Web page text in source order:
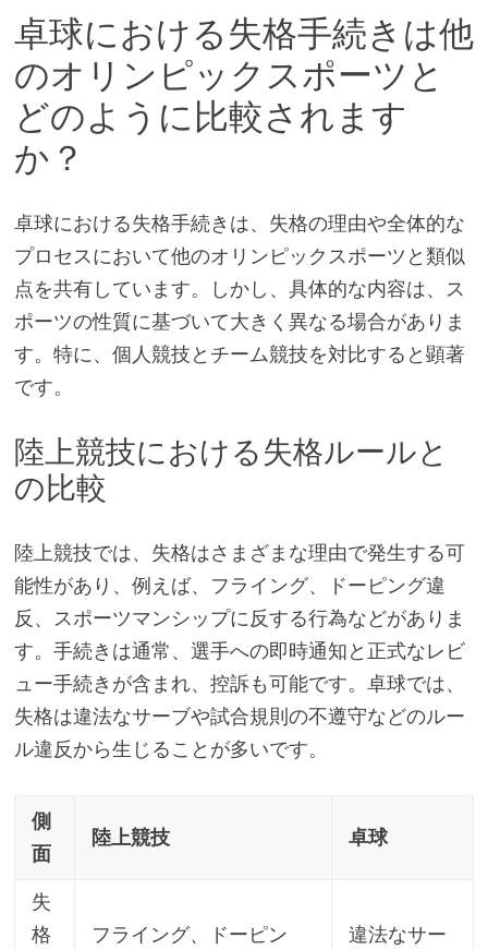
卓球における失格手続きは他
のオリンピックスポーツと
どのように比較されます
か？
卓球における失格手続きは、失格の理由や全体的な
プロセスにおいて他のオリンピックスポーツと類似
点を共有しています。しかし、具体的な内容は、ス
ポーツの性質に基づいて大きく異なる場合がありま
す。特に、個人競技とチーム競技を対比すると顕著
です。
陸上競技における失格ルールと
の比較
陸上競技では、失格はさまざまな理由で発生する可
能性があり、例えば、フライング、ドーピング違
反、スポーツマンシップに反する行為などがありま
す。手続きは通常、選手への即時通知と正式なレビ
ュー手続きが含まれ、控訴も可能です。卓球では、
失格は違法なサーブや試合規則の不遵守などのルー
ル違反から生じることが多いです。
側
面
陸上競技 卓球
失
格
フライング、ドーピン
違法なサー